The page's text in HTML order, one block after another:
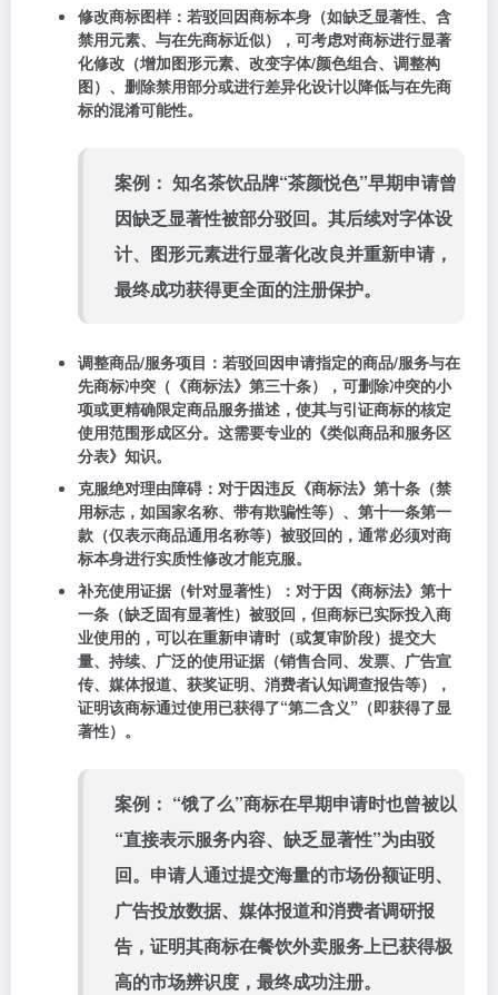
修改商标图样 ：若驳回因商标本身（如缺乏显著性、含
禁用元素、与在先商标近似），可考虑对商标进行显著
化修改 （增加图形元素、改变字体/颜色组合、调整构
图）、 删除禁用部分或进行差异化设计以降低与在先商
标的混淆可能性。
案例： 知名茶饮品牌“茶颜悦色”早期申请曾
因缺乏显著性被部分驳回。其后续对字体设
计、图形元素进行显著化改良并重新申请，
最终成功获得更全面的注册保护。
调整商品/服务项目 ：若驳回因申请指定的商品/服务与在
先商标冲突（《商标法》第三十条），可删除冲突的小
项或更精确限定商品服务描述，使其与引证商标的核定
使用范围形成区分。这需要专业的《类似商品和服务区
分表》知识。
克服绝对理由障碍 ：对于因违反《商标法》第十条（禁
用标志，如国家名称、带有欺骗性等）、第十一条第一
款（仅表示商品通用名称等）被驳回的，通常必须对商
标本身进行实质性修改才能克服。
补充使用证据（针对显著性）
：对于因《商标法》第十
一条（缺乏固有显著性）被驳回，但商标已实际投入商
业使用的，可以在重新申请时（或复审阶段） 提交大
量、持续、广泛的使用证据 （销售合同、发票、广告宣
传、媒体报道、获奖证明、消费者认知调查报告等），
证明该商标通过使用已获得了“第二含义”（即获得了显
著性）。
案例： “饿了么”商标在早期申请时也曾被以
“直接表示服务内容、缺乏显著性”为由驳
回。申请人通过提交海量的市场份额证明、
广告投放数据、媒体报道和消费者调研报
告，证明其商标在餐饮外卖服务上已获得极
高的市场辨识度，最终成功注册。